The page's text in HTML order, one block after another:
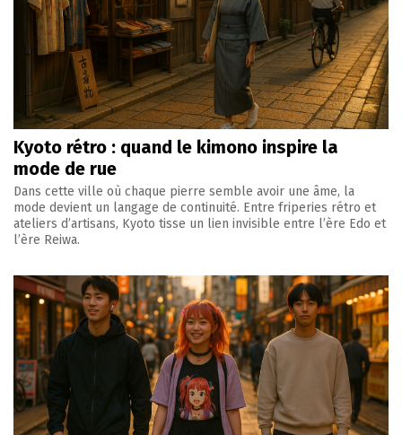
Kyoto rétro : quand le kimono inspire la
mode de rue
Dans cette ville où chaque pierre semble avoir une âme, la
mode devient un langage de continuité. Entre friperies rétro et
ateliers d’artisans, Kyoto tisse un lien invisible entre l’ère Edo et
l’ère Reiwa.